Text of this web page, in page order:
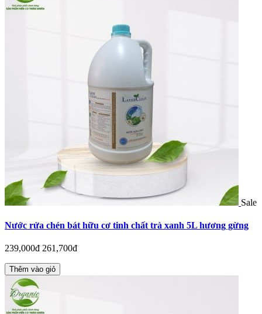
Sale
Nước rửa chén bát hữu cơ tinh chất trà xanh 5L hương gừng
239,000đ 261,700đ
Thêm vào giỏ